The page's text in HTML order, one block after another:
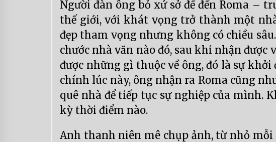
Người đàn ông bỏ xứ sở để đến Roma –
thế giới, với khát vọng trở thành một
đẹp tham vọng nhưng không có chiều
chước nhà văn nào đó, sau khi nhận
được những gì thuộc về ông, đó là sự
chính lúc này, ông nhận ra Roma cũng
quê nhà để tiếp tục sự nghiệp của mình.
kỳ thời điểm nào.
Anh thanh niên mê chụp ảnh, từ nhỏ